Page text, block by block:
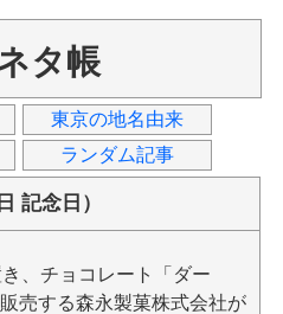
タ帳
東京の地名由来
ランダム記事
記念日）
、チョコレート「ダー
売する森永製菓株式会社が